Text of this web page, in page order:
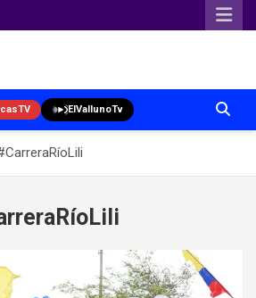
ElVallunoTv